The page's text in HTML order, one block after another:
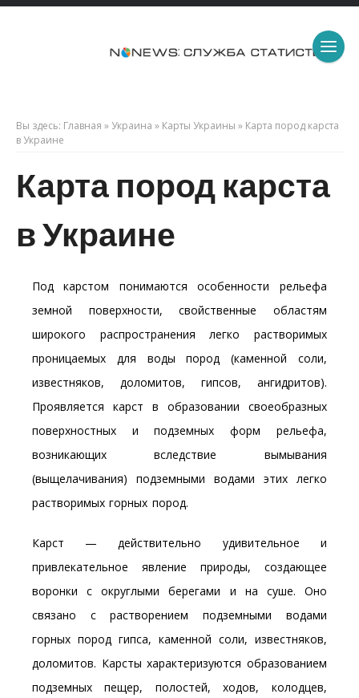
Вы здесь: Главная » Украина » Карты Украины » Карта пород карста
в Украине
Карта пород карста
в Украине
Под карстом понимаются особенности рельефа
земной поверхности, свойственные областям
широкого распространения легко растворимых
проницаемых для воды пород (каменной соли,
известняков, доломитов, гипсов, ангидритов).
Проявляется карст в образовании своеобразных
поверхностных и подземных форм рельефа,
возникающих вследствие вымывания
(выщелачивания) подземными водами этих легко
растворимых горных пород.
Карст — действительно удивительное и
привлекательное явление природы, создающее
воронки с округлыми берегами и на суше. Оно
связано с растворением подземными водами
горных пород гипса, каменной соли, известняков,
доломитов. Карсты характеризуются образованием
подземных пещер, полостей, ходов, колодцев,